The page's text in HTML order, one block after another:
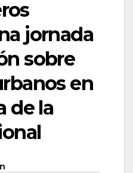
jornada
sobre
en
de la